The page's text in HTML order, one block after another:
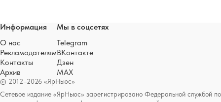
© 2012–2026 «ЯрНьюс»
Сетевое издание «ЯрНьюс» зарегистрировано Федеральной службой по
Информация
О нас
Рекламодателям
Контакты
Архив
Мы в соцсетях
Telegram
ВКонтакте
Дзен
MAX